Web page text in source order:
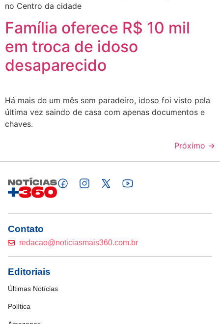
no Centro da cidade
Família oferece R$ 10 mil
em troca de idoso
desaparecido
Há mais de um mês sem paradeiro, idoso foi visto pela
última vez saindo de casa com apenas documentos e
chaves.
Próximo →
Contato
redacao@noticiasmais360.com.br
Editoriais
Últimas Notícias
Política